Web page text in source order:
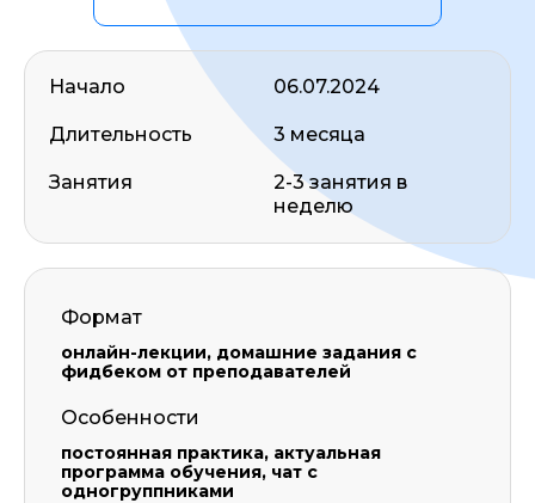
Начало
Длительность
Занятия
06.07.2024
3 месяца
2-3 занятия в
неделю
Формат
онлайн-лекции, домашние задания с
фидбеком от преподавателей
Особенности
постоянная практика, актуальная
программа обучения, чат с
одногруппниками